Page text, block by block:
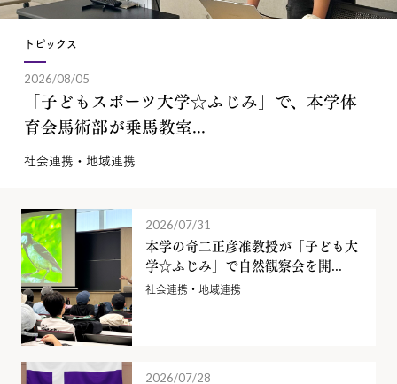
トピックス
2026/08/05
「子どもスポーツ大学☆ふじみ」で、本学体
育会馬術部が乗馬教室...
社会連携・地域連携
2026/07/31
本学の奇二正彦准教授が「子ども大
学☆ふじみ」で自然観察会を開...
社会連携・地域連携
2026/07/28